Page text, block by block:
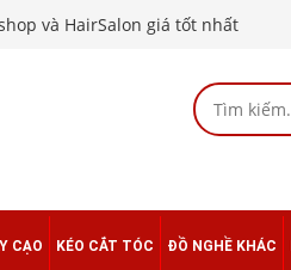
và HairSalon giá tốt nhất
CẠO KÉO CẮT TÓC ĐỒ NGHỀ KHÁC